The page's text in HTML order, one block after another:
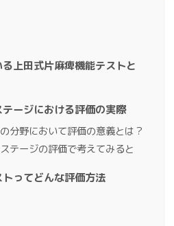
上田式片麻痺機能テストと
ージにおける評価の実際
分野において評価の意義とは？
テージの評価で考えてみると
ってどんな評価方法